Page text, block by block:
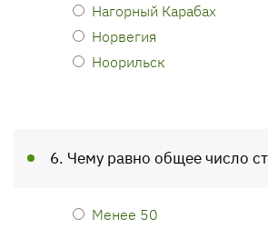
Нагорный Карабах
Норвегия
Ноорильск
6. Чему равно общее число
Менее 50